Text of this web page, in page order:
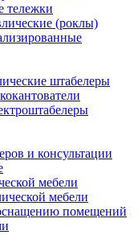
тележки
(роклы)
штабелеры
и консультации
мебели
мебели
помещений